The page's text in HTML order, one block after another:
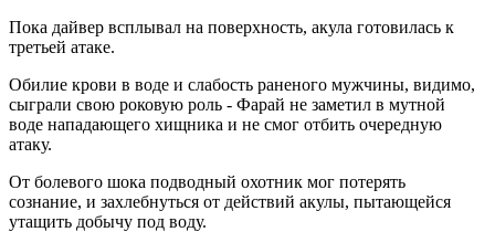
Пока дайвер всплывал на поверхность, акула готовилась к
третьей атаке.
Обилие крови в воде и слабость раненого мужчины, видимо,
сыграли свою роковую роль - Фарай не заметил в мутной
воде нападающего хищника и не смог отбить очередную
атаку.
От болевого шока подводный охотник мог потерять
сознание, и захлебнуться от действий акулы, пытающейся
утащить добычу под воду.